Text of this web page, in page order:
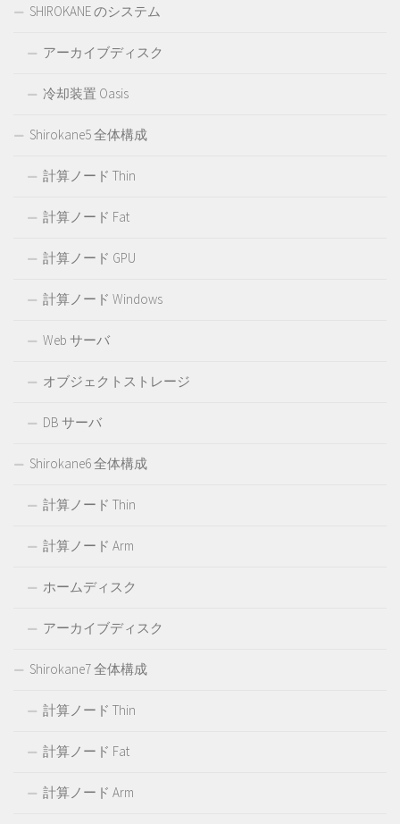
SHIROKANE のシステム
アーカイブディスク
冷却装置 Oasis
Shirokane5 全体構成
計算ノード Thin
計算ノード Fat
計算ノード GPU
計算ノード Windows
Web サーバ
オブジェクトストレージ
DB サーバ
Shirokane6 全体構成
計算ノード Thin
計算ノード Arm
ホームディスク
アーカイブディスク
Shirokane7 全体構成
計算ノード Thin
計算ノード Fat
計算ノード Arm